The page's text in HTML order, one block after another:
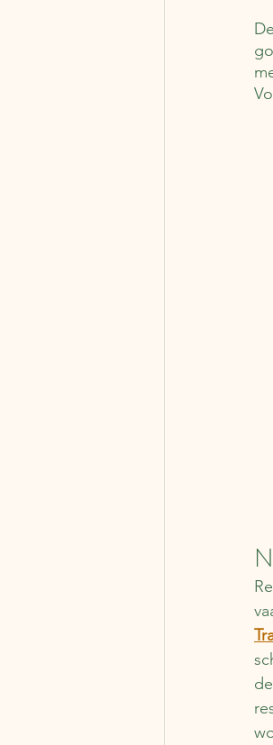
Nederland
Literaire